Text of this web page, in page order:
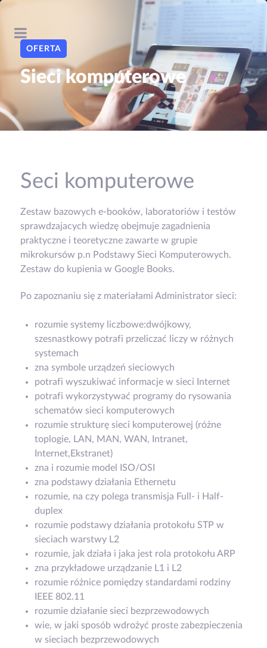
OFERTA
Sieci komputerowe
Seci komputerowe
Zestaw bazowych e-booków, laboratoriów i testów
sprawdzajacych wiedzę obejmuje zagadnienia
praktyczne i teoretyczne zawarte w grupie
mikrokursów p.n Podstawy Sieci Komputerowych.
Zestaw do kupienia w Google Books.
Po zapoznaniu się z materiałami Administrator sieci:
rozumie systemy liczbowe:dwójkowy,
szesnastkowy potrafi przeliczać liczy w różnych
systemach
zna symbole urządzeń sieciowych
potrafi wyszukiwać informacje w sieci Internet
potrafi wykorzystywać programy do rysowania
schematów sieci komputerowych
rozumie strukturę sieci komputerowej (różne
toplogie, LAN, MAN, WAN, Intranet,
Internet,Ekstranet)
zna i rozumie model ISO/OSI
zna podstawy działania Ethernetu
rozumie, na czy polega transmisja Full- i Half-
duplex
rozumie podstawy działania protokołu STP w
sieciach warstwy L2
rozumie, jak działa i jaka jest rola protokołu ARP
zna przykładowe urządzanie L1 i L2
rozumie różnice pomiędzy standardami rodziny
IEEE 802.11
rozumie działanie sieci bezprzewodowych
wie, w jaki sposób wdrożyć proste zabezpieczenia
w sieciach bezprzewodowych